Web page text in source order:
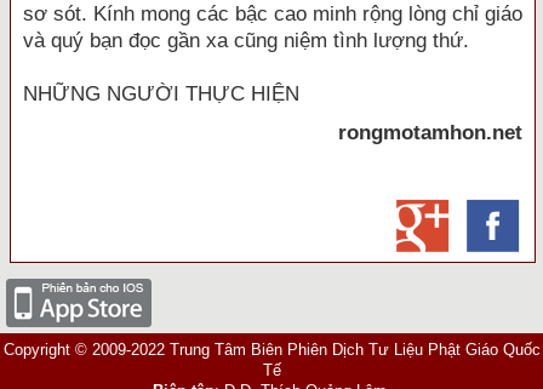
sơ sót. Kính mong các bậc cao minh rộng lòng chỉ giáo
và quý bạn đọc gần xa cũng niệm tình lượng thứ.
NHỮNG NGƯỜI THỰC HIỆN
rongmotamhon.net
Copyright © 2009-2022 Trung Tâm Biên Phiên Dịch Tư Liệu Phật Giáo Quốc
Tế